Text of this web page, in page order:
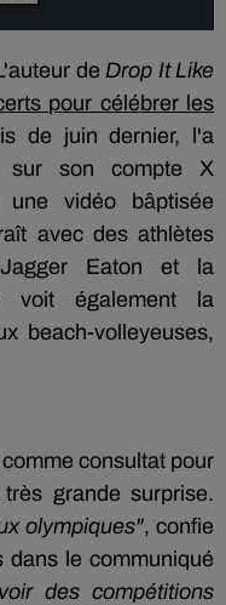
de Drop It Like
pour célébrer les
de juin dernier, l'a
sur son compte X
une vidéo bâptisée
avec des athlètes
Eaton et la
voit également la
beach-volleyeuses,
consultat pour
grande surprise.
olympiques", confie
dans le communiqué
des compétitions